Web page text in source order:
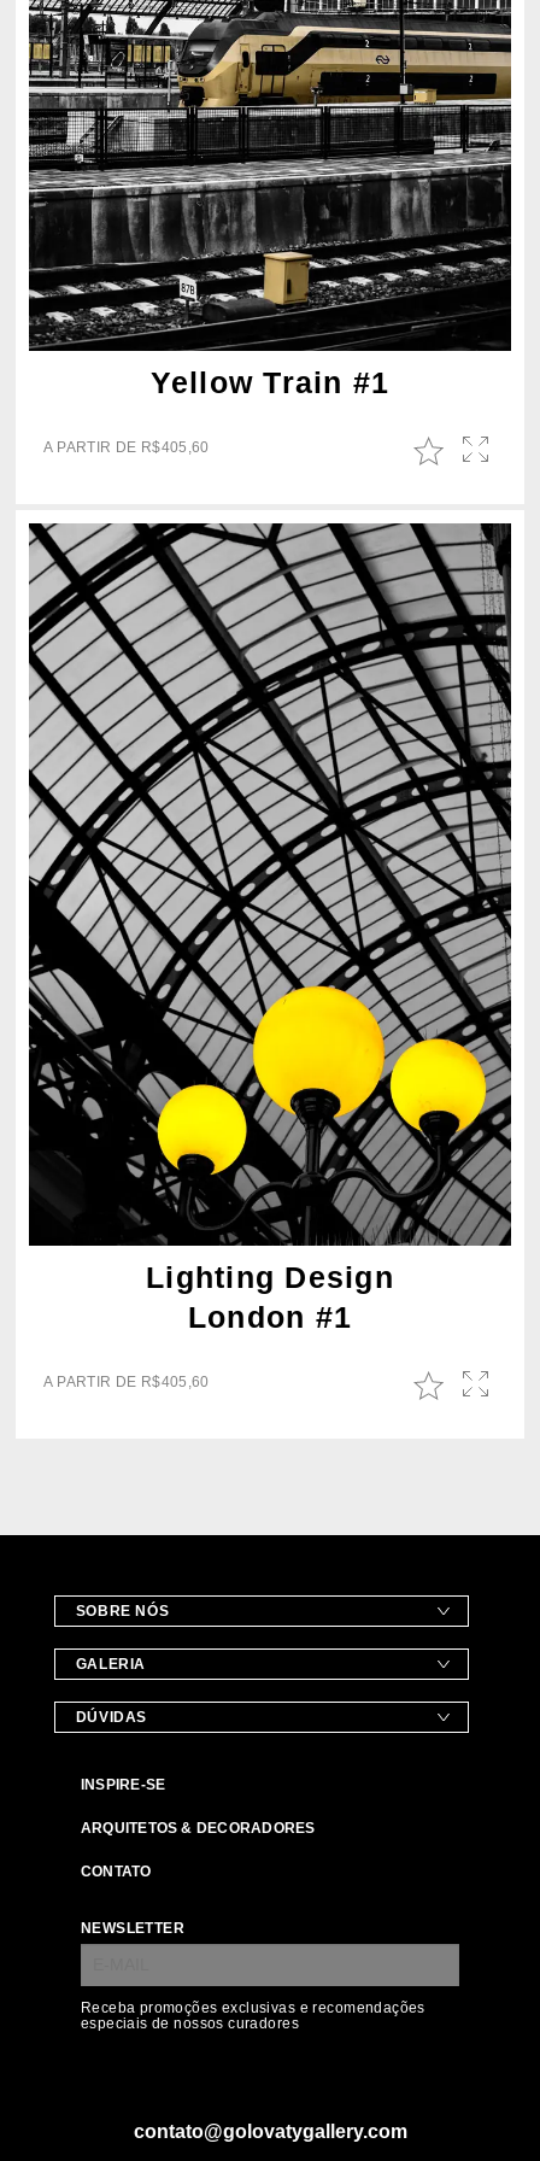
Yellow Train #1
A PARTIR DE R$405,60
Lighting Design
London #1
A PARTIR DE R$405,60
SOBRE NÓS
GALERIA
DÚVIDAS
INSPIRE-SE
ARQUITETOS & DECORADORES
CONTATO
NEWSLETTER
Receba promoções exclusivas e recomendações
especiais de nossos curadores
contato@golovatygallery.com